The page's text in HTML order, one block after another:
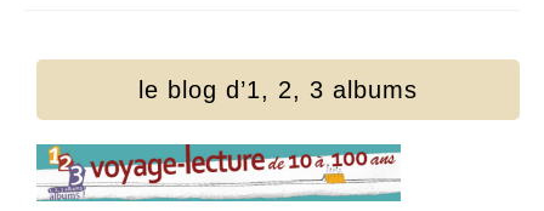
le blog d’1, 2, 3 albums